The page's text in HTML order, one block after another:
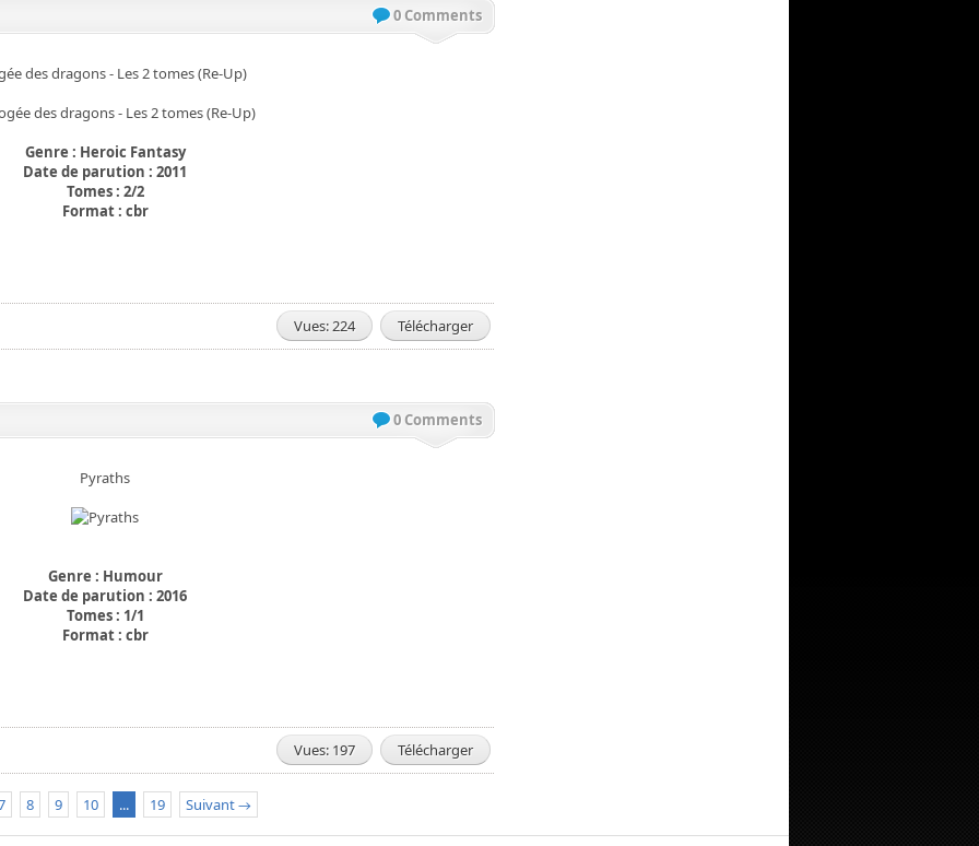
0 Comments
des dragons - Les 2 tomes (Re-Up)
Genre : Heroic Fantasy
Date de parution : 2011
Tomes : 2/2
Format : cbr
Vues: 224 Télécharger
0 Comments
Pyraths
Genre : Humour
Date de parution : 2016
Tomes : 1/1
Format : cbr
Vues: 197 Télécharger
8 9 10 ... 19 Suivant →